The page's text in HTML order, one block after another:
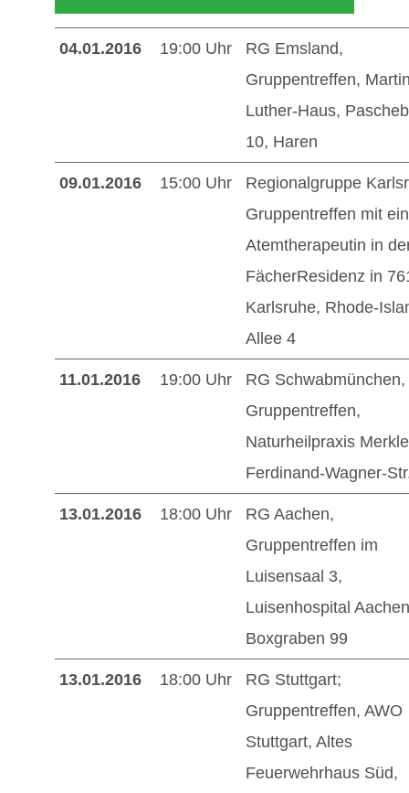
04.01.2016 19:00 Uhr
RG Emsland,
Gruppentreffen,
Luther-Haus,
10, Haren
09.01.2016 15:00 Uhr
Regionalgruppe
Gruppentreffen mit
Atemtherapeutin in
FächerResidenz in
Karlsruhe, Rhode-
Allee 4
11.01.2016 19:00 Uhr
RG Schwabmünchen,
Gruppentreffen,
Naturheilpraxis
Ferdinand-Wagner-
13.01.2016 18:00 Uhr
RG Aachen,
Gruppentreffen im
Luisensaal 3,
Luisenhospital
Boxgraben 99
13.01.2016 18:00 Uhr
RG Stuttgart;
Gruppentreffen, AWO
Stuttgart, Altes
Feuerwehrhaus Süd,